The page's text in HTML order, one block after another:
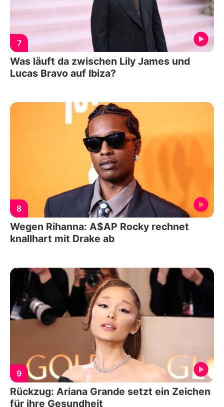
7
Was läuft da zwischen Lily James und
Lucas Bravo auf Ibiza?
8
Wegen Rihanna: A$AP Rocky rechnet
knallhart mit Drake ab
9
Rückzug: Ariana Grande setzt ein Zeichen
für ihre Gesundheit